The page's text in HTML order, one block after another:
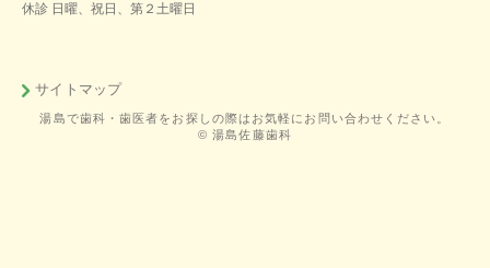
休診 日曜、祝日、第２土曜日
サイトマップ
湯島で歯科・歯医者をお探しの際はお気軽にお問い合わせください。
© 湯島佐藤歯科